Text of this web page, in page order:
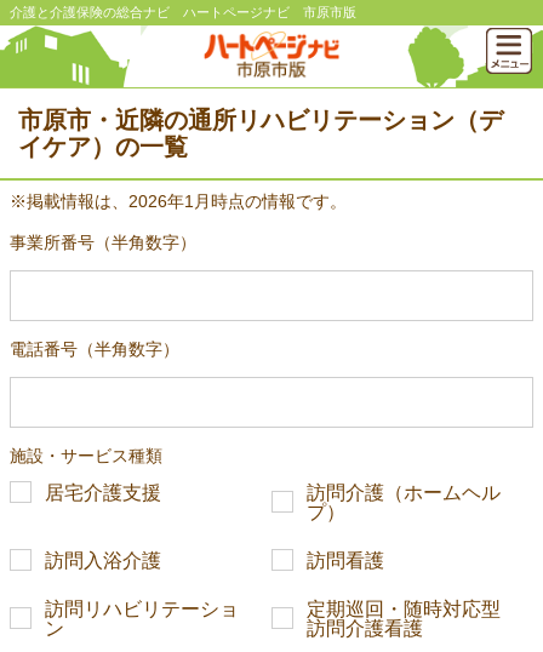
介護と介護保険の総合ナビ ハートページナビ 市原市版
市原市・近隣の通所リハビリテーション（デ
イケア）の一覧
※掲載情報は、2026年1月時点の情報です。
事業所番号（半角数字）
電話番号（半角数字）
施設・サービス種類
居宅介護支援
訪問介護（ホームヘル
プ）
訪問入浴介護 訪問看護
訪問リハビリテーショ
ン
定期巡回・随時対応型
訪問介護看護